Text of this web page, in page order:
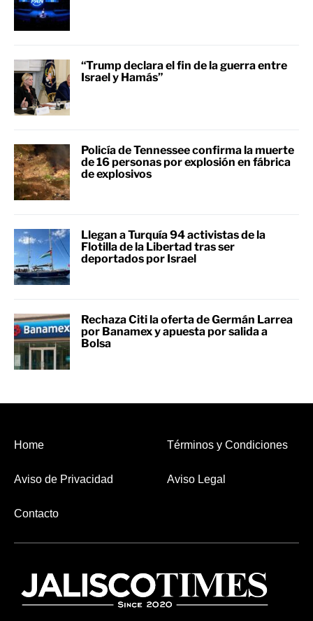
“Trump declara el fin de la guerra entre
Israel y Hamás”
Policía de Tennessee confirma la muerte
de 16 personas por explosión en fábrica
de explosivos
Llegan a Turquía 94 activistas de la
Flotilla de la Libertad tras ser
deportados por Israel
Rechaza Citi la oferta de Germán Larrea
por Banamex y apuesta por salida a
Bolsa
Home Términos y Condiciones
Aviso de Privacidad Aviso Legal
Contacto